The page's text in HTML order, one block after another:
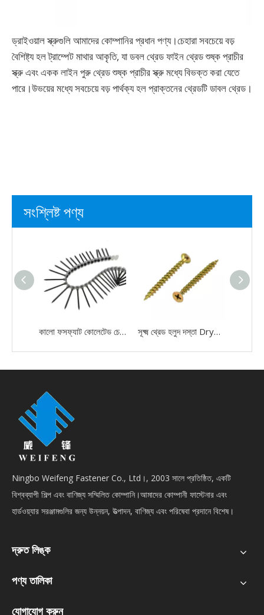
ড্রাইওয়াল স্ক্রুগুলি আমাদের কোম্পানির প্রধান পণ্য।চেহারা সবচেয়ে বড়
বৈশিষ্ট্য হল ট্রাম্পেট মাথার আকৃতি, যা ডবল থ্রেড ফাইন থ্রেড শুষ্ক প্রাচীর
স্ক্রু এবং একক লাইন পুরু থ্রেড শুষ্ক প্রাচীর স্ক্রু মধ্যে বিভক্ত করা যেতে
পারে।উভয়ের মধ্যে সবচেয়ে বড় পার্থক্য হল প্রাক্তনের থ্রেডটি ডাবল থ্রেড।
সংশ্লিষ্ট পণ্য
কালো ফসফ্যাট কোলেটেড চেইন বেল্ট ড্রাইওয়াল স্ক্রু মোটা থ্রেড বিগল হেড BP PH2 সূক্ষ্ম থ্রেড হলুদ দস্তা Drywall স্ক্রু ফিলিপস Bugle হেড কার্বন ইস্পাত
Ningbo Weifeng Fastener Co., Ltd।, 2003 সালে প্রতিষ্ঠিত, একটি
বিশ্বব্যাপী শিল্প এবং বাণিজ্য সম্মিলিত কোম্পানি।আমাদের কোম্পানী ফাস্টেনার এবং
হার্ডওয়্যার সরঞ্জামগুলির জন্য উন্নয়ন, উত্পাদন, বাণিজ্য এবং পরিষেবা প্রদানে বিশেষ।
দ্রুত লিঙ্ক
পণ্য তালিকা
যোগাযোগ করুন